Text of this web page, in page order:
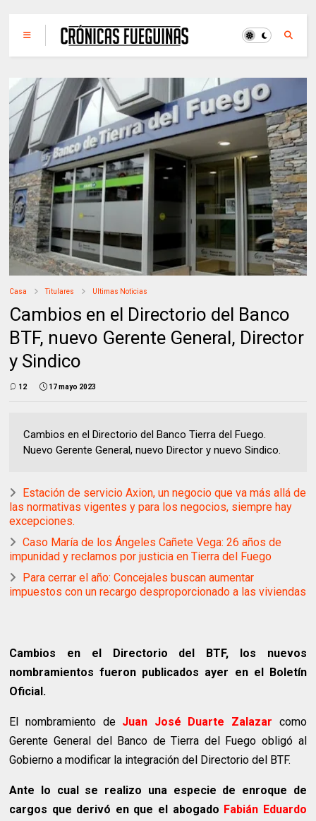
Casa Titulares Ultimas Noticias
Cambios en el Directorio del Banco
BTF, nuevo Gerente General, Director
y Sindico
12 17 mayo 2023
Cambios en el Directorio del Banco Tierra del Fuego.
Nuevo Gerente General, nuevo Director y nuevo Sindico.
Estación de servicio Axion, un negocio que va más allá de
las normativas vigentes y para los negocios, siempre hay
excepciones.
Caso María de los Ángeles Cañete Vega: 26 años de
impunidad y reclamos por justicia en Tierra del Fuego
Para cerrar el año: Concejales buscan aumentar
impuestos con un recargo desproporcionado a las viviendas
Cambios en el Directorio del BTF, los nuevos
nombramientos fueron publicados ayer en el Boletín
Oficial.
El nombramiento de Juan José Duarte Zalazar como
Gerente General del Banco de Tierra del Fuego obligó al
Gobierno a modificar la integración del Directorio del BTF.
Ante lo cual se realizo una especie de enroque de
cargos que derivó en que el abogado Fabián Eduardo